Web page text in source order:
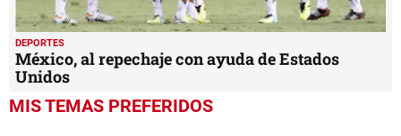
DEPORTES
México, al repechaje con ayuda de Estados
Unidos
MIS TEMAS PREFERIDOS